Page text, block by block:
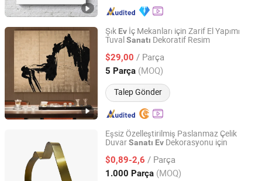
Şık Ev İç Mekanları için Zarif El Yapımı
TuvalSanatı Dekoratif Resim
$29,00 / Parça
5 Parça (MOQ)
Talep Gönder
Mingju Shangpin (Huizhou) Arts and Crafts Co. Ltd
Guangdong, China Fiyat 2025
Eşsiz Özelleştirilmiş Paslanmaz Çelik
DuvarSanatı Ev Dekorasyonu için
$0,89-2,6 / Parça
1.000 Parça (MOQ)
GUANGDONG DONGJI INTELLIGENT DEVICE CO.,LTD.
Guangdong, China Fiyat 2012